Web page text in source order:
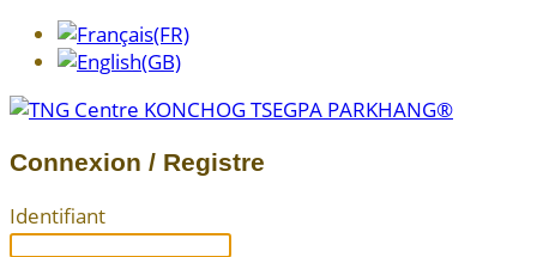
Connexion / Registre
Identifiant